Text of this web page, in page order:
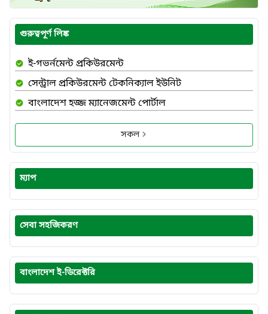
গুরুত্বপূর্ণ লিঙ্ক
ই-গভর্নমেন্ট প্রকিউরমেন্ট
সেন্ট্রাল প্রকিউরমেন্ট টেকনিক্যাল ইউনিট
বাংলাদেশ হজ্জ ম্যানেজমেন্ট পোর্টাল
সকল
ম্যাপ
সেবা সহজিকরণ
বাংলাদেশ ই-ডিরেক্টরি